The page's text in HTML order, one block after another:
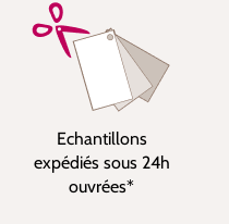
Echantillons
expédiés sous 24h
ouvrées*